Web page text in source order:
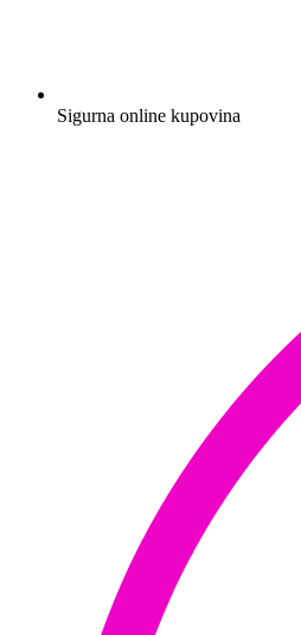
Sigurna online kupovina